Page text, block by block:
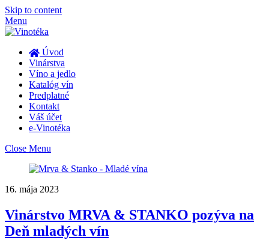
Skip to content
Menu
Úvod
Vinárstva
Víno a jedlo
Katalóg vín
Predplatné
Kontakt
Váš účet
e-Vinotéka
Close Menu
16. mája 2023
Vinárstvo MRVA & STANKO pozýva na
Deň mladých vín